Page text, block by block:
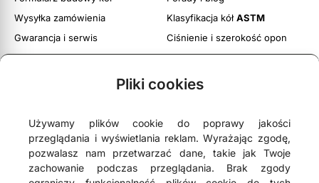
Pliki cookies
Używamy plików cookie do poprawy jakości
przeglądania i wyświetlania reklam. Wyrażając zgodę,
pozwalasz nam przetwarzać dane, takie jak Twoje
zachowanie podczas przeglądania. Brak zgody
Wysyłka zamówienia
Gwarancja i serwis
Obsługa zwrotów
Klasyfikacja kółASTM
Ciśnienie i szerokość opon
Regulamin witryny